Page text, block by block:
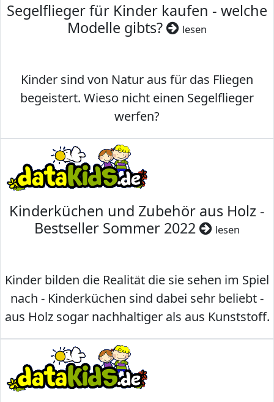
Segelflieger für Kinder kaufen - welche
Modelle gibts?
lesen
Kinder sind von Natur aus für das Fliegen
begeistert. Wieso nicht einen Segelflieger
werfen?
Kinderküchen und Zubehör aus Holz -
Bestseller Sommer 2022
lesen
Kinder bilden die Realität die sie sehen im Spiel
nach - Kinderküchen sind dabei sehr beliebt -
aus Holz sogar nachhaltiger als aus Kunststoff.